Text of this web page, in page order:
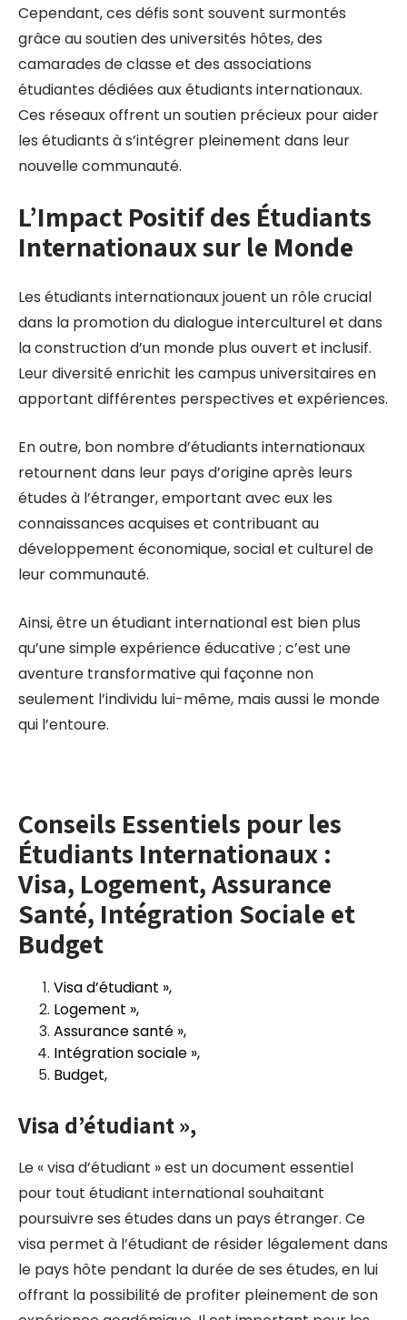
Cependant, ces défis sont souvent surmontés
grâce au soutien des universités hôtes, des
camarades de classe et des associations
étudiantes dédiées aux étudiants internationaux.
Ces réseaux offrent un soutien précieux pour aider
les étudiants à s’intégrer pleinement dans leur
nouvelle communauté.
L’Impact Positif des Étudiants
Internationaux sur le Monde
Les étudiants internationaux jouent un rôle crucial
dans la promotion du dialogue interculturel et dans
la construction d’un monde plus ouvert et inclusif.
Leur diversité enrichit les campus universitaires en
apportant différentes perspectives et expériences.
En outre, bon nombre d’étudiants internationaux
retournent dans leur pays d’origine après leurs
études à l’étranger, emportant avec eux les
connaissances acquises et contribuant au
développement économique, social et culturel de
leur communauté.
Ainsi, être un étudiant international est bien plus
qu’une simple expérience éducative ; c’est une
aventure transformative qui façonne non
seulement l’individu lui-même, mais aussi le monde
qui l’entoure.
Conseils Essentiels pour les
Étudiants Internationaux :
Visa, Logement, Assurance
Santé, Intégration Sociale et
Budget
Visa d’étudiant »,
Logement »,
Assurance santé »,
Intégration sociale »,
Budget,
Visa d’étudiant »,
Le « visa d’étudiant » est un document essentiel
pour tout étudiant international souhaitant
poursuivre ses études dans un pays étranger. Ce
visa permet à l’étudiant de résider légalement dans
le pays hôte pendant la durée de ses études, en lui
offrant la possibilité de profiter pleinement de son